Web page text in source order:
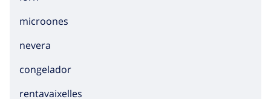
microones
nevera
congelador
rentavaixelles